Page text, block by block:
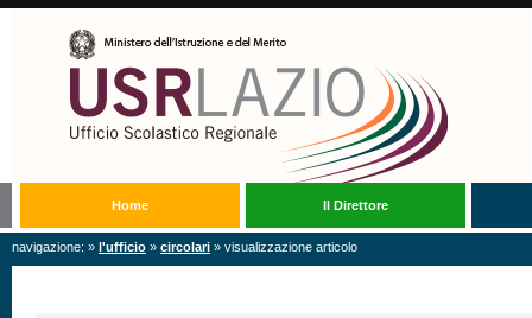
Home Il Direttore
navigazione: » l'ufficio » circolari » visualizzazione articolo